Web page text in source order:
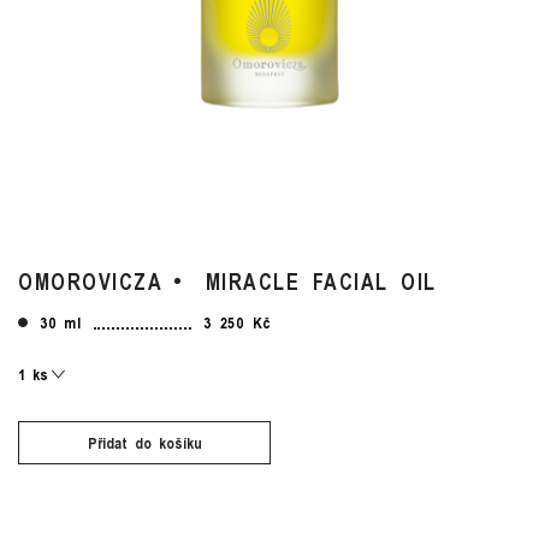
OMOROVICZA MIRACLE FACIAL OIL
30 ml 3 250 Kč
Přidat do košíku